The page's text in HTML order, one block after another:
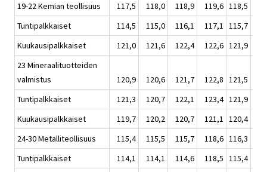
19-22 Kemian teollisuus
117,5 118,0 118,9 119,6 118,5
Tuntipalkkaiset
114,5 115,0 116,1 117,1 115,7
Kuukausipalkkaiset
121,0 121,6 122,4 122,6 121,9
23 Mineraalituotteiden
valmistus
120,9 120,6 121,7 122,8 121,5
Tuntipalkkaiset
121,3 120,7 122,1 123,4 121,9
Kuukausipalkkaiset
119,7 120,2 120,7 121,1 120,4
24-30 Metalliteollisuus
115,4 115,5 115,7 118,6 116,3
Tuntipalkkaiset
114,1 114,1 114,6 118,5 115,4